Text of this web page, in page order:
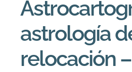
astrología
relocación